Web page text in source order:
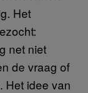
Het
net niet
de vraag of
Het idee van